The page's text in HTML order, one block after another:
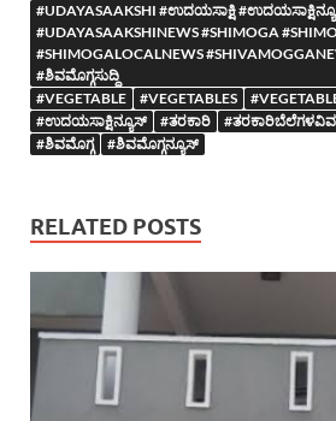
#UDAYASAAKSHI #ಉದಯಸಾಕ್ಷಿ
#UDAYASAAKSHINEWS #SHIMOGA
#SHIMOGALOCALNEWS
#ಶಿವಮೊಗ್ಗಸುದ್ದಿ
#VEGETABLE
#VEGETABLES
#ಉದಯಸಾಕ್ಷಿನ್ಯೂಸ್
#ತರಕಾರಿ
#ಶಿವಮೊಗ್ಗ
#ಶಿವಮೊಗ್ಗನ್ಯೂಸ್
RELATED POSTS